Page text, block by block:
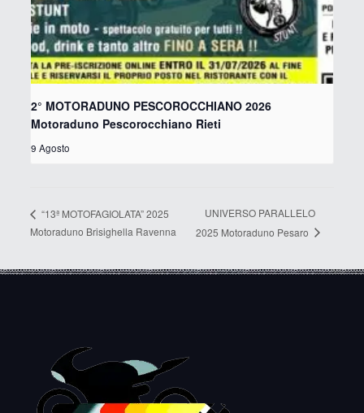
2° MOTORADUNO PESCOROCCHIANO 2026
Motoraduno Pescorocchiano Rieti
9 Agosto
“13ª MOTOFAGIOLATA” 2025
Motoraduno Brisighella Ravenna
UNIVERSO PARALLELO
2025 Motoraduno Pesaro